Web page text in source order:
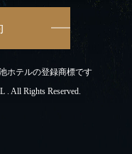
ホテルの登録商標です
All Rights Reserved.